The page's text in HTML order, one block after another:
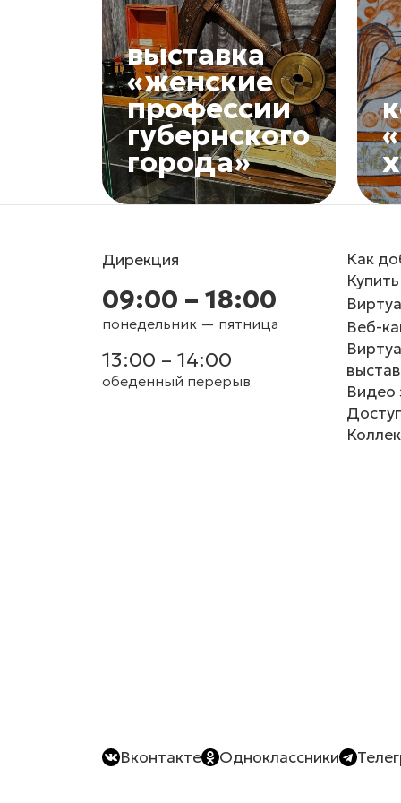
выставка
«женские
профессии
губернского
города»
Дирекция
09:00 – 18:00
понедельник — пятница
13:00 – 14:00
обеденный перерыв
Как
Веб-
Видео
Вконтакте Одноклассники